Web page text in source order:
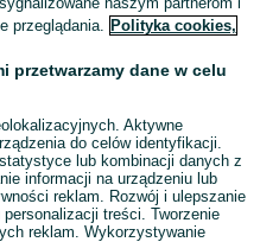
na stronę główną
przeglądania. Polityka cookies,
przetwarzamy dane w celu
Aktywne
do celów identyfikacji.
lub kombinacji danych z
informacji na urządzeniu lub
reklam. Rozwój i ulepszanie
treści. Tworzenie
reklam. Wykorzystywanie